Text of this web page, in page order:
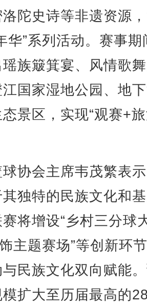
陀史诗等非遗资源
华”系列活动。赛事期
族簸箕宴、风情歌
国家湿地公园、地
景区，实现“观赛+
会主席韦茂繁表
独特的民族文化和
将增设“乡村三分球
主题赛场”等创新环
民族文化双向赋能
扩大至历届最高的